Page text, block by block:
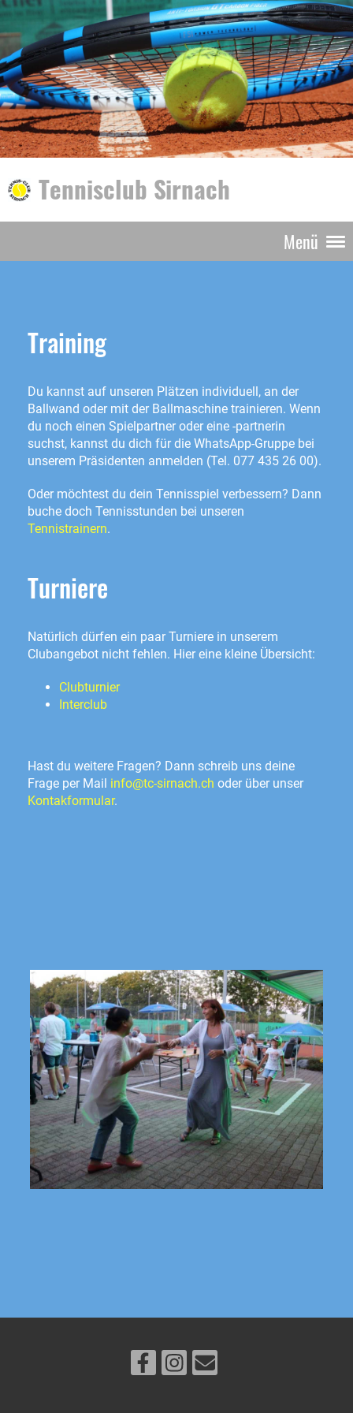
Tennisclub Sirnach
Menü
Training
Du kannst auf unseren Plätzen individuell, an der
Ballwand oder mit der Ballmaschine trainieren. Wenn
du noch einen Spielpartner oder eine -partnerin
suchst, kannst du dich für die WhatsApp-Gruppe bei
unserem Präsidenten anmelden (Tel. 077 435 26 00).
Oder möchtest du dein Tennisspiel verbessern? Dann
buche doch Tennisstunden bei unseren
Tennistrainern.
Turniere
Natürlich dürfen ein paar Turniere in unserem
Clubangebot nicht fehlen. Hier eine kleine Übersicht:
Clubturnier
Interclub
Hast du weitere Fragen? Dann schreib uns deine
Frage per Mail info@tc-sirnach.ch oder über unser
Kontakformular.